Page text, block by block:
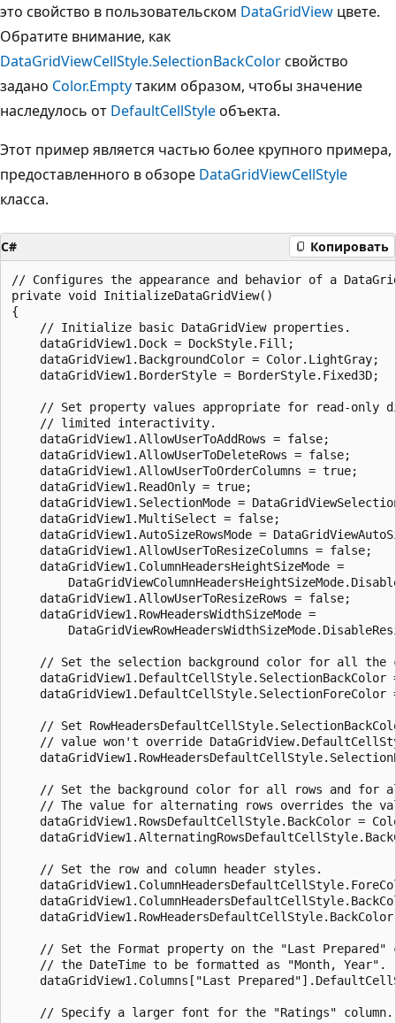
это свойство в пользовательском DataGridView цвете.
Обратите внимание, как
DataGridViewCellStyle.SelectionBackColorсвойство
задано Color.Emptyтаким образом, чтобы значение
наследулось от DefaultCellStyleобъекта.
Этот пример является частью более крупного примера,
предоставленного в обзоре DataGridViewCellStyle
класса.
C# Копировать
// Configures the appearance and behavior of a
private void InitializeDataGridView()
{
    // Initialize basic DataGridView properties.
    dataGridView1.Dock = DockStyle.Fill;
    dataGridView1.BackgroundColor = Color.LightGray;
    dataGridView1.BorderStyle = BorderStyle.Fixed3D;
// Set property values appropriate for read-only
    // limited interactivity.
    dataGridView1.AllowUserToAddRows = false;
    dataGridView1.AllowUserToDeleteRows = false;
    dataGridView1.AllowUserToOrderColumns = true;
    dataGridView1.ReadOnly = true;
dataGridView1.SelectionMode =
    dataGridView1.MultiSelect = false;
dataGridView1.AutoSizeRowsMode =
    dataGridView1.AllowUserToResizeColumns = false;
    dataGridView1.ColumnHeadersHeightSizeMode =
    dataGridView1.AllowUserToResizeRows = false;
    dataGridView1.RowHeadersWidthSizeMode =
// Set the selection background color for all the
dataGridView1.DefaultCellStyle.SelectionBackColor
dataGridView1.DefaultCellStyle.SelectionForeColor
// Set
// value won't override
// Set the background color for all rows and for
// The value for alternating rows overrides the
dataGridView1.RowsDefaultCellStyle.BackColor =
    // Set the row and column header styles.
// Set the Format property on the "Last Prepared"
    // the DateTime to be formatted as "Month, Year".
dataGridView1.Columns["Last
// Specify a larger font for the "Ratings"